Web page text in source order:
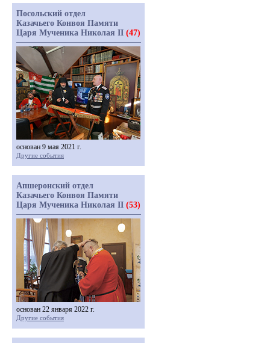
Посольский отдел
Казачьего Конвоя Памяти
Царя Мученика Николая II (47)
основан 9 мая 2021 г.
Другие события
Апшеронский отдел
Казачьего Конвоя Памяти
Царя Мученика Николая II (53)
основан 22 января 2022 г.
Другие события